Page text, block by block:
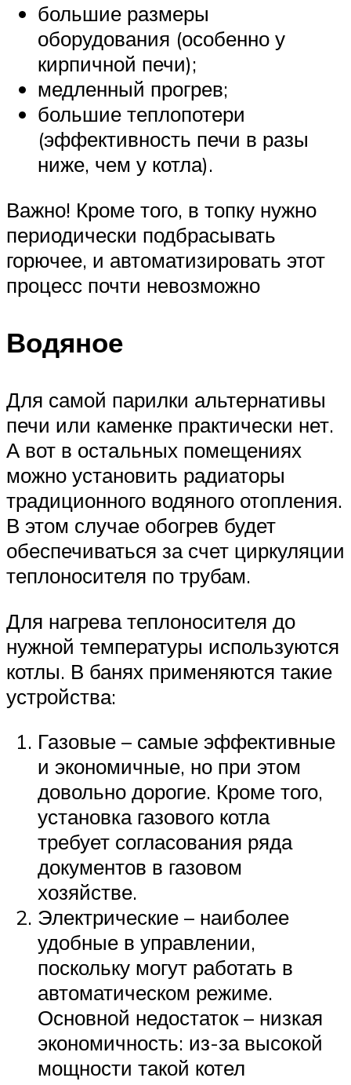
большие размеры
оборудования (особенно у
кирпичной печи);
медленный прогрев;
большие теплопотери
(эффективность печи в разы
ниже, чем у котла).
Важно! Кроме того, в топку нужно
периодически подбрасывать
горючее, и автоматизировать этот
процесс почти невозможно
Водяное
Для самой парилки альтернативы
печи или каменке практически нет.
А вот в остальных помещениях
можно установить радиаторы
традиционного водяного отопления.
В этом случае обогрев будет
обеспечиваться за счет циркуляции
теплоносителя по трубам.
Для нагрева теплоносителя до
нужной температуры используются
котлы. В банях применяются такие
устройства:
Газовые – самые эффективные
и экономичные, но при этом
довольно дорогие. Кроме того,
установка газового котла
требует согласования ряда
документов в газовом
хозяйстве.
Электрические – наиболее
удобные в управлении,
поскольку могут работать в
автоматическом режиме.
Основной недостаток – низкая
экономичность: из-за высокой
мощности такой котел